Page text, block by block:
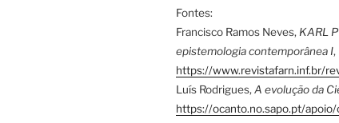
Fontes:
Francisco Ramos Neves, KARL
epistemologia contemporânea I,
https://www.revistafarn.inf.br/
Luís Rodrigues,A evolução da
https://ocanto.no.sapo.pt/